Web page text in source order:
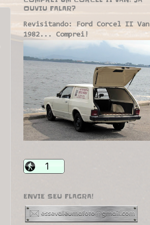
OUVIU FALAR?
Revisitando: Ford Corcel II Van
1982... Comprei!
ENVIE SEU FLAGRA!